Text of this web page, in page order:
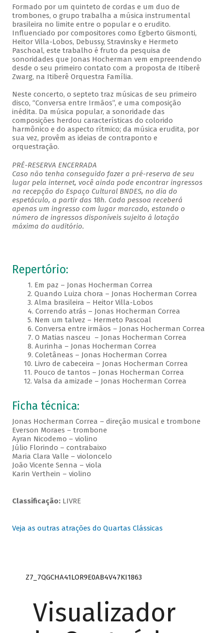
Formado por um quinteto de cordas e um duo de
trombones, o grupo trabalha a música instrumental
brasileira no limite entre o popular e o erudito.
Influenciado por compositores como Egberto Gismonti,
Heitor Villa-Lobos, Debussy, Stravinsky e Hermeto
Paschoal, este trabalho é fruto da pesquisa de
sonoridades que Jonas Hocherman vem empreendendo
desde o seu primeiro contato com a proposta de Itiberê
Zwarg, na Itiberê Orquestra Família.
Neste concerto, o septeto traz músicas de seu primeiro
disco, “Conversa entre Irmãos”, e uma composição
inédita. Da música popular, a sonoridade das
composições herdou características do colorido
harmônico e do aspecto rítmico; da música erudita, por
sua vez, provêm as ideias de contraponto e
orquestração.
PRÉ-RESERVA ENCERRADA
Caso não tenha conseguido fazer a pré-reserva de seu
lugar pela internet, você ainda pode encontrar ingressos
na recepção do Espaço Cultural BNDES, no dia do
espetáculo, a partir das 18h. Cada pessoa receberá
apenas um ingresso com lugar marcado, estando o
número de ingressos disponíveis sujeito à lotação
máxima do auditório.
Repertório:
1. Em paz – Jonas Hocherman Correa
2. Quando Luiza chora – Jonas Hocherman Correa
3. Alma brasileira – Heitor Villa-Lobos
4. Correndo atrás – Jonas Hocherman Correa
5. Nem um talvez – Hermeto Pascoal
6. Conversa entre irmãos – Jonas Hocherman Correa
7. O Matias nasceu – Jonas Hocherman Correa
8. Aurinha – Jonas Hocherman Correa
9. Coletâneas – Jonas Hocherman Correa
10. Livro de cabeceira – Jonas Hocherman Correa
11. Pouco de tantos – Jonas Hocherman Correa
12. Valsa da amizade – Jonas Hocherman Correa
Ficha técnica:
Jonas Hocherman Correa – direção musical e trombone
Everson Moraes – trombone
Ayran Nicodemo – violino
Júlio Florindo – contrabaixo
Maria Clara Valle – violoncelo
João Vicente Senna – viola
Karin Verthein – violino
Classificação:LIVRE
Veja as outras atrações do Quartas Clássicas
Z7_7QGCHA41LOR9E0AB4V47KI1863
Visualizador